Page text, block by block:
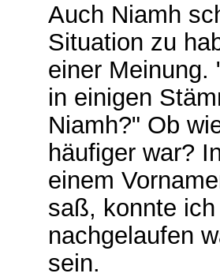
Auch Niamh
Situation zu
einer Meinung.
in einigen
Niamh?" Ob
häufiger war?
einem
saß, konnte
nachgelaufen
sein.